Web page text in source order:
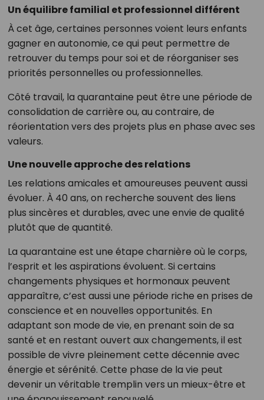
Un équilibre familial et professionnel différent
À cet âge, certaines personnes voient leurs enfants
gagner en autonomie, ce qui peut permettre de
retrouver du temps pour soi et de réorganiser ses
priorités personnelles ou professionnelles.
Côté travail, la quarantaine peut être une période de
consolidation de carrière ou, au contraire, de
réorientation vers des projets plus en phase avec ses
valeurs.
Une nouvelle approche des relations
Les relations amicales et amoureuses peuvent aussi
évoluer. À 40 ans, on recherche souvent des liens
plus sincères et durables, avec une envie de qualité
plutôt que de quantité.
La quarantaine est une étape charnière où le corps,
l’esprit et les aspirations évoluent. Si certains
changements physiques et hormonaux peuvent
apparaître, c’est aussi une période riche en prises de
conscience et en nouvelles opportunités. En
adaptant son mode de vie, en prenant soin de sa
santé et en restant ouvert aux changements, il est
possible de vivre pleinement cette décennie avec
énergie et sérénité. Cette phase de la vie peut
devenir un véritable tremplin vers un mieux-être et